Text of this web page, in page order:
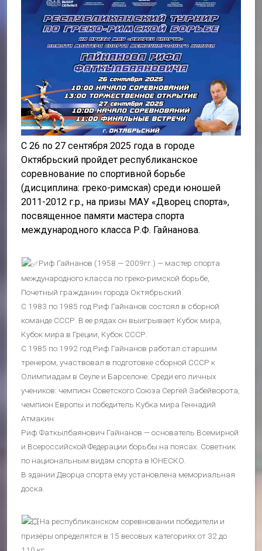
С 26 по 27 сентября 2025 года в городе
Октябрьский пройдет республиканское
соревнование по спортивной борьбе
(дисциплина: греко-римская) среди юношей
2011-2012 г.р., на призы МАУ «Дворец спорта»,
посвященное памяти мастера спорта
международного класса Р.Ф. Гайнанова.
Риф Гайнанов (1958 — 2009гг.) — мастер спорта
международного класса по греко-римской борьбе,
Почетный гражданин города Октябрьский.
С 1983 по 1985 год Риф Гайнанов состоял в сборной
команде СССР. В ее рядах он выигрывает Кубок мира,
Кубок мира в Греции, Кубок СССР.
С 1985 по 1992 год Риф Гайнанов работал старшим
тренером, участвовал в подготовке сборной СССР к
Олимпиадам в Сеуле и Барселоне. Среди его личных
учеников: чемпион Советского Союза Сергей Забейворота,
чемпион Европы и победитель Кубка мира Геннадий
Атмакин.
Риф Фаткылбаянович Гайнанов — основатель Всемирной
и Всероссийской Федерации борьбы на поясах. Советник
по национальным видам спорта в ЮНЕСКО.
В здании Дворца спорта ему установлена мемориальная
доска.
На республиканском соревновании победители и
призёры определятся в 15 весовых категориях от 32 до